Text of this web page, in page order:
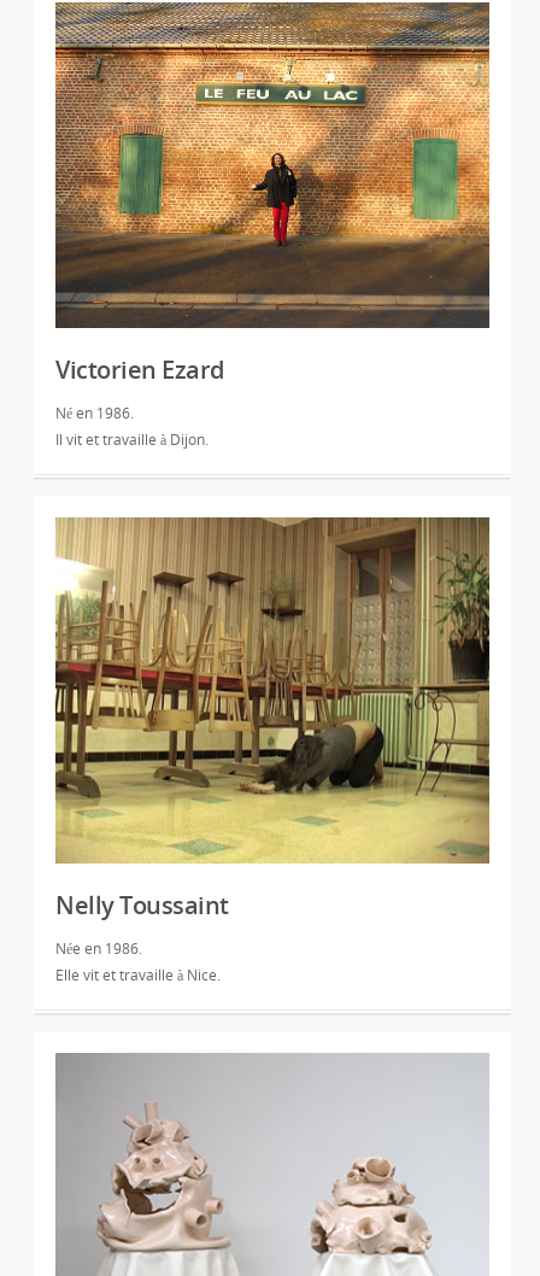
Victorien Ezard
Né en 1986.
Il vit et travaille à Dijon.
Nelly Toussaint
Née en 1986.
Elle vit et travaille à Nice.